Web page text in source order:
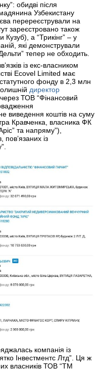
обидві після
Узбекистану
перереєстрували на
зареєстровано також
Кузуб), а “Трикінг” – у
які демонстрували
тепер не обходить.
із екс-власником
Ecovel Limited має
фонду в 2,3 млн
директор
ТОВ “Фінансовий
виведення коштів на суму
Кравченка, власника ФК
та напряму”),
повʼязаних із
компанія із
Інвестментс Лтд”. Ця ж
власників ТОВ “ТМ